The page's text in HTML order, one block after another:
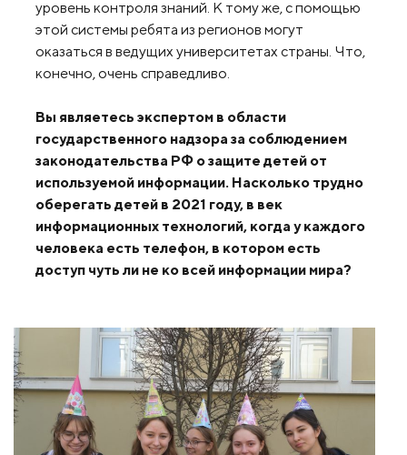
уровень контроля знаний. К тому же, с помощью
этой системы ребята из регионов могут
оказаться в ведущих университетах страны. Что,
конечно, очень справедливо.
Вы являетесь экспертом в области
государственного надзора за соблюдением
законодательства РФ о защите детей от
используемой информации. Насколько трудно
оберегать детей в 2021 году, в век
информационных технологий, когда у каждого
человека есть телефон, в котором есть
доступ чуть ли не ко всей информации мира?